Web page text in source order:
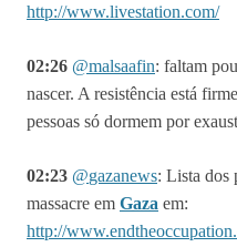
http://www.livestation.com/
02:26 @malsaafin: faltam
nascer. A resistência está
pessoas só dormem por
02:23 @gazanews: Lista dos
massacre em Gaza em:
http://